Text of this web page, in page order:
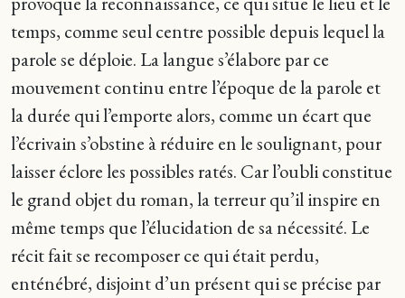
temps, comme seul centre possible depuis lequel la
parole se déploie. La langue s’élabore par ce
mouvement continu entre l’époque de la parole et
la durée qui l’emporte alors, comme un écart que
l’écrivain s’obstine à réduire en le soulignant, pour
laisser éclore les possibles ratés. Car l’oubli constitue
le grand objet du roman, la terreur qu’il inspire en
même temps que l’élucidation de sa nécessité. Le
récit fait se recomposer ce qui était perdu,
enténébré, disjoint d’un présent qui se précise par